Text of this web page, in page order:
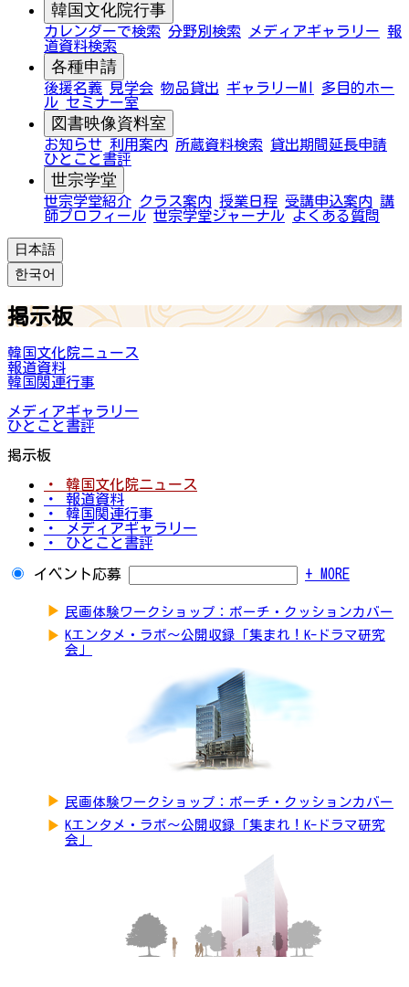
韓国文化院行事
カレンダーで検索 分野別検索 メディアギャラリー 報
道資料検索
各種申請
後援名義 見学会 物品貸出 ギャラリーMI
多目的ホー
ル セミナー室
図書映像資料室
お知らせ 利用案内 所蔵資料検索
貸出期間延長申請
ひとこと書評
世宗学堂
世宗学堂紹介 クラス案内 授業日程 受講申込案内 講
師プロフィール 世宗学堂ジャーナル よくある質問
日本語
한국어
掲示板
韓国文化院ニュース
報道資料
韓国関連行事
メディアギャラリー
ひとこと書評
掲示板
・ 韓国文化院ニュース
・ 報道資料
・ 韓国関連行事
・ メディアギャラリー
・ ひとこと書評
イベント応募 + MORE
▶ 民画体験ワークショップ：ポーチ・クッションカバー
▶ Kエンタメ・ラボ～公開収録「集まれ！K-ドラマ研究
会」
▶ 民画体験ワークショップ：ポーチ・クッションカバー
▶ Kエンタメ・ラボ～公開収録「集まれ！K-ドラマ研究
会」